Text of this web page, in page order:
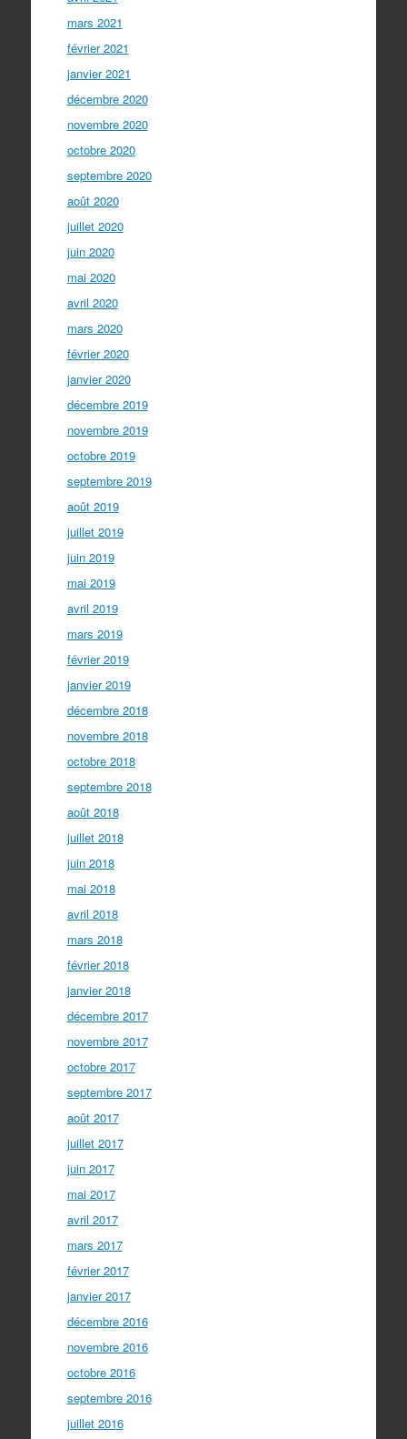
mars 2021
février 2021
janvier 2021
décembre 2020
novembre 2020
octobre 2020
septembre 2020
août 2020
juillet 2020
juin 2020
mai 2020
avril 2020
mars 2020
février 2020
janvier 2020
décembre 2019
novembre 2019
octobre 2019
septembre 2019
août 2019
juillet 2019
juin 2019
mai 2019
avril 2019
mars 2019
février 2019
janvier 2019
décembre 2018
novembre 2018
octobre 2018
septembre 2018
août 2018
juillet 2018
juin 2018
mai 2018
avril 2018
mars 2018
février 2018
janvier 2018
décembre 2017
novembre 2017
octobre 2017
septembre 2017
août 2017
juillet 2017
juin 2017
mai 2017
avril 2017
mars 2017
février 2017
janvier 2017
décembre 2016
novembre 2016
octobre 2016
septembre 2016
juillet 2016